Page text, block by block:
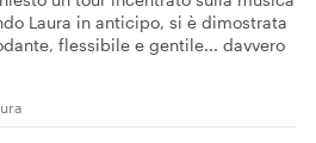
Laura in anticipo, si è dimostrata
flessibile e gentile... davvero